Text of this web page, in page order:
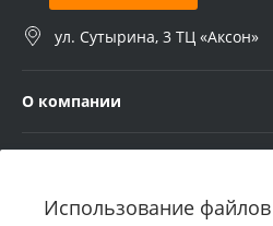
Использование
ул. Сутырина, 3 ТЦ «Аксон»
О компании